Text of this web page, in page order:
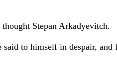
Stepan Arkadyevitch.
to himself in despair, and